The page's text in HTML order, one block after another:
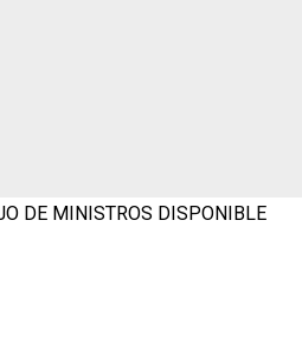
DE MINISTROS DISPONIBLE